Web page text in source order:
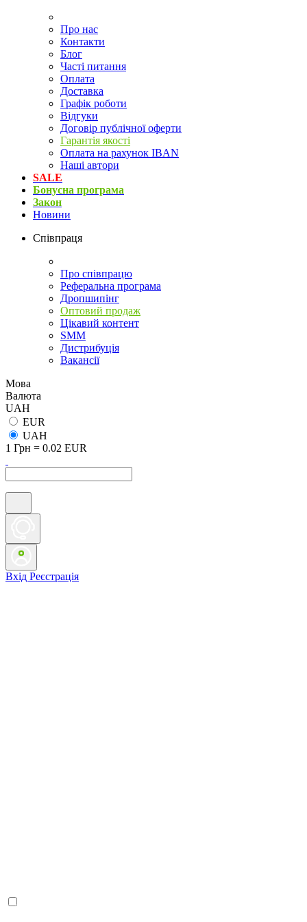
Про нас
Контакти
Блог
Часті питання
Оплата
Доставка
Графік роботи
Відгуки
Договір публічної оферти
Гарантія якості
Оплата на рахунок IBAN
Наші автори
SALE
Бонусна програма
Закон
Новини
Співпраця
Про співпрацю
Реферальна програма
Дропшипінг
Оптовий продаж
Цікавий контент
SMM
Дистрибуція
Вакансії
Мова
Валюта
UAH
EUR
UAH
1 Грн = 0.02 EUR
Вхід Реєстрація